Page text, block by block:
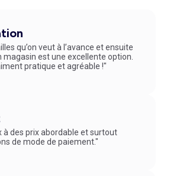
qu’on veut à l’avance et ensuite
magasin est une excellente option.
pratique et agréable !"
à des prix abordable et surtout
de mode de paiement."